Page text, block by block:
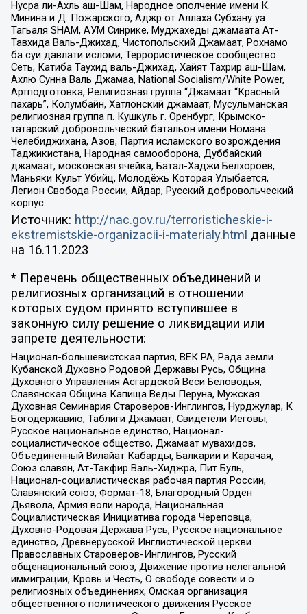
Нусра ли-Ахль аш-Шам, Народное ополчение имени К.
Минина и Д. Пожарского, Аджр от Аллаха Субхану уа
Тагьаля SHAM, АУМ Синрике, Муджахеды джамаата Ат-
Тавхида Валь-Джихад, Чистопольский Джамаат, Рохнамо
ба суи давлати исломи, Террористическое сообщество
Сеть, Катиба Таухид валь-Джихад, Хайят Тахрир аш-Шам,
Ахлю Сунна Валь Джамаа, National Socialism/White Power,
Артподготовка, Религиозная группа “Джамаат “Красный
пахарь”, Колумбайн, Хатлонский джамаат, Мусульманская
религиозная группа п. Кушкуль г. Оренбург, Крымско-
татарский добровольческий батальон имени Номана
Челебиджихана, Азов, Партия исламского возрождения
Таджикистана, Народная самооборона, Дуббайский
джамаат, московская ячейка, Батал-Хаджи Белхороев,
Маньяки Культ Убийц, Молодёжь Которая Улыбается,
Легион Свобода России, Айдар, Русский добровольческий
корпус
Источник: http://nac.gov.ru/terroristicheskie-i-
ekstremistskie-organizacii-i-materialy.html данные
на 16.11.2023
* Перечень общественных объединений и
религиозных организаций в отношении
которых судом принято вступившее в
законную силу решение о ликвидации или
запрете деятельности:
Национал-большевистская партия, ВЕК РА, Рада земли
Кубанской Духовно Родовой Державы Русь, Община
Духовного Управления Асгардской Веси Беловодья,
Славянская Община Капища Веды Перуна, Мужская
Духовная Семинария Староверов-Инглингов, Нурджулар, К
Богодержавию, Таблиги Джамаат, Свидетели Иеговы,
Русское национальное единство, Национал-
социалистическое общество, Джамаат мувахидов,
Объединенный Вилайат Кабарды, Балкарии и Карачая,
Союз славян, Ат-Такфир Валь-Хиджра, Пит Буль,
Национал-социалистическая рабочая партия России,
Славянский союз, Формат-18, Благородный Орден
Дьявола, Армия воли народа, Национальная
Социалистическая Инициатива города Череповца,
Духовно-Родовая Держава Русь, Русское национальное
единство, Древнерусской Инглистической церкви
Православных Староверов-Инглингов, Русский
общенациональный союз, Движение против нелегальной
иммиграции, Кровь и Честь, О свободе совести и о
религиозных объединениях, Омская организация
общественного политического движения Русское